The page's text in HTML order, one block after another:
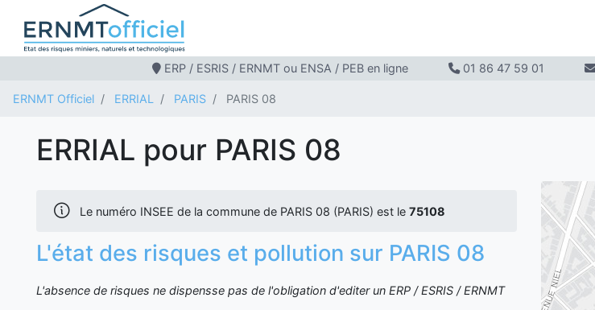
ERP / ESRIS / ERNMT ou ENSA / PEB en ligne 01 86 47 59 01
ERNMT Officiel ERRIAL PARIS PARIS 08
ERRIAL pour PARIS 08
Le numéro INSEE de la commune de PARIS 08 (PARIS) est le 75108
L'état des risques et pollution sur PARIS 08
L'absence de risques ne dispensse pas de l'obligation d'editer un ERP / ESRIS / ERNMT